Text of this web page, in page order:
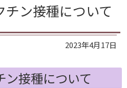
ン接種について
2023年4月17日
ン接種について